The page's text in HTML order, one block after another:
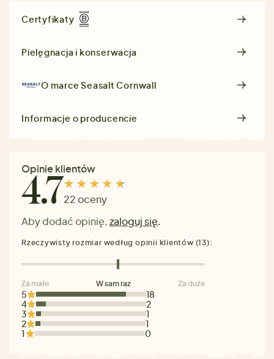
Certyfikaty
Pielęgnacja i konserwacja
O marceSeasalt Cornwall
Informacje o producencie
Opinie klientów
4.722 oceny
Aby dodać opinię,zaloguj się.
5
18
4
2
3
1
2
1
1
0
Rzeczywisty rozmiar według opinii klientów (13):
Za małe W sam raz Za duże